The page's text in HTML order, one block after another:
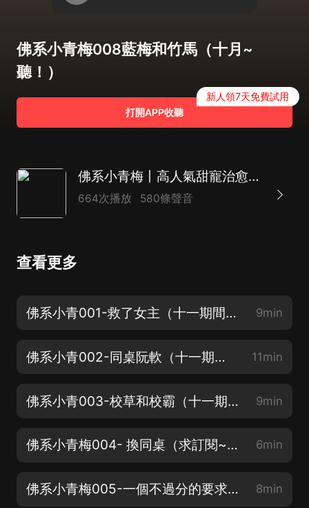
佛系小青梅008藍梅和竹馬（十月~
聽！）
打開APP收聽
新人領7天免費試用
佛系小青梅丨高人氣甜寵治愈青春言情丨多人有聲劇
664次播放 580條聲音
查看更多
佛系小青001-救了女主（十一期間每天3集，歡迎訂閱收聽喲 9min
佛系小青002-同桌阮軟（十一期間每天3集，歡迎訂閱收聽喲 11min
佛系小青003-校草和校霸（十一期間每天3集，歡迎訂閱收聽喲 9min
佛系小青梅004- 換同桌（求訂閱~求好評~求月票~） 6min
佛系小青梅005-一個不過分的要求（求訂閱~求好評~求月票~） 8min